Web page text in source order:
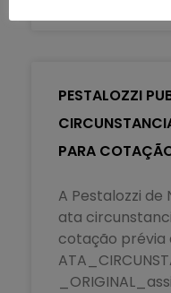
PESTALOZZI
PARA
A Pestalozzi
ata
cotação prévia